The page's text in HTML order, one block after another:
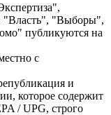
"Власть", "Выборы",
публикуются на
с
и
которое содержит
/ UPG, строго